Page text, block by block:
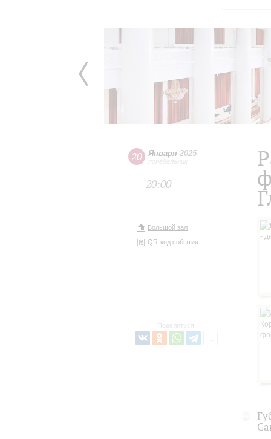
20 Января 2025
понедельник
20:00
Большой зал
QR-код события
Поделиться: